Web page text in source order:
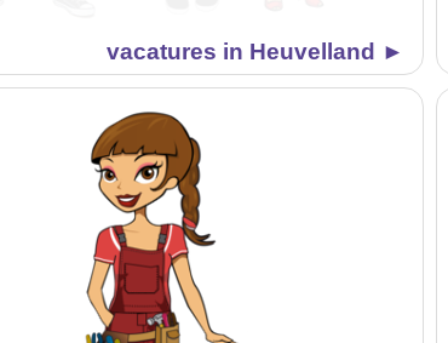
vacatures in Heuvelland ►